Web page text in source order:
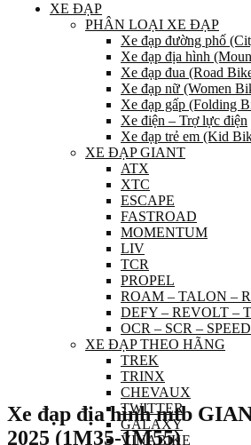
XE ĐẠP
PHÂN LOẠI XE ĐẠP
Xe đạp đường phố
Xe đạp địa hình
Xe đạp đua (Road
Xe đạp nữ (Women
Xe đạp gấp (Folding
Xe điện – Trợ lực điện
Xe đạp trẻ em (Kid
XE ĐẠP GIANT
ATX
XTC
ESCAPE
FASTROAD
MOMENTUM
LIV
TCR
PROPEL
ROAM – TALON –
DEFY – REVOLT –
OCR – SCR –
XE ĐẠP THEO HÃNG
TREK
TRINX
CHEVAUX
TWITTER
GALAXY
VINABIKE
Xe đạp địa hình mtb
2025 (1M35-1M55)